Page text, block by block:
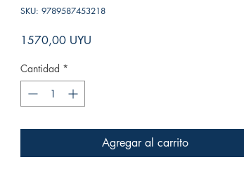
SKU: 9789587453218
1570,00 UYU
Cantidad *
Agregar al carrito